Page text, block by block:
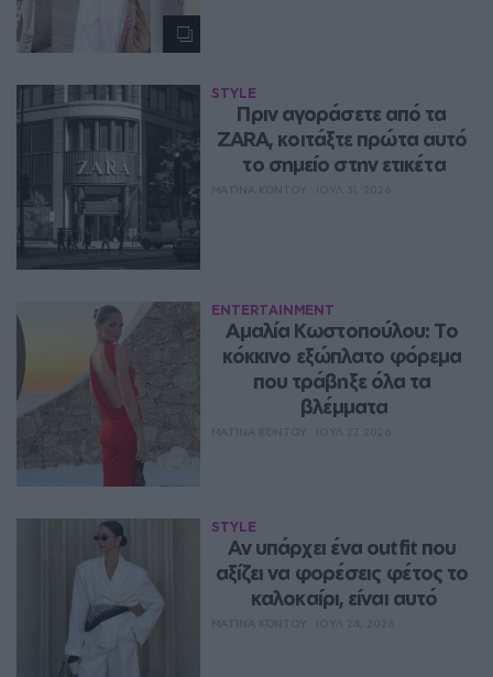
STYLE
Πριν αγοράσετε από τα
ZARA, κοιτάξτε πρώτα αυτό
το σημείο στην ετικέτα
ENTERTAINMENT
Αμαλία Κωστοπούλου: Το
κόκκινο εξώπλατο φόρεμα
που τράβηξε όλα τα
βλέμματα
STYLE
Αν υπάρχει ένα outfit που
αξίζει να φορέσεις φέτος το
καλοκαίρι, είναι αυτό